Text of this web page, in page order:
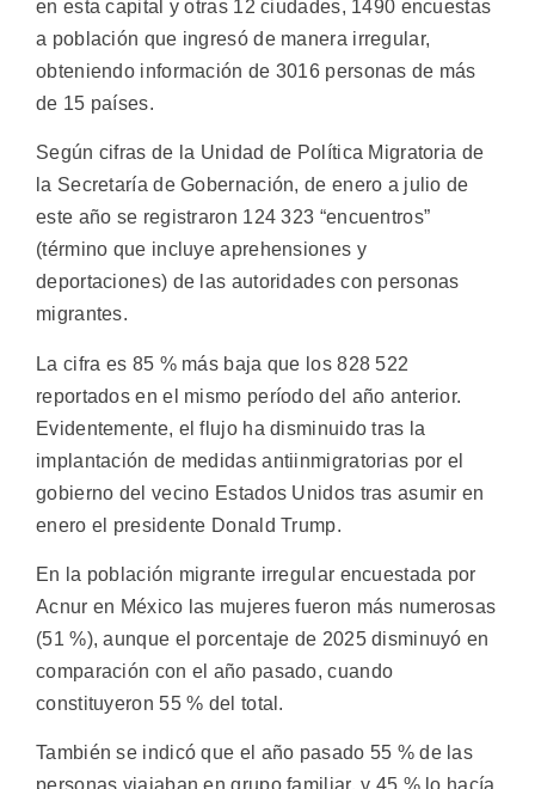
en esta capital y otras 12 ciudades, 1490 encuestas
a población que ingresó de manera irregular,
obteniendo información de 3016 personas de más
de 15 países.
Según cifras de la Unidad de Política Migratoria de
la Secretaría de Gobernación, de enero a julio de
este año se registraron 124 323 “encuentros”
(término que incluye aprehensiones y
deportaciones) de las autoridades con personas
migrantes.
La cifra es 85 % más baja que los 828 522
reportados en el mismo período del año anterior.
Evidentemente, el flujo ha disminuido tras la
implantación de medidas antiinmigratorias por el
gobierno del vecino Estados Unidos tras asumir en
enero el presidente Donald Trump.
En la población migrante irregular encuestada por
Acnur en México las mujeres fueron más numerosas
(51 %), aunque el porcentaje de 2025 disminuyó en
comparación con el año pasado, cuando
constituyeron 55 % del total.
También se indicó que el año pasado 55 % de las